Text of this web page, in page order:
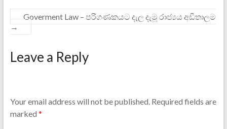
Goverment Law – පරිගණකය‍ට දැල දැමූ රාජ්‍යය අඩිතාලම
→
Leave a Reply
Your email address will not be published.Required fields are
marked *